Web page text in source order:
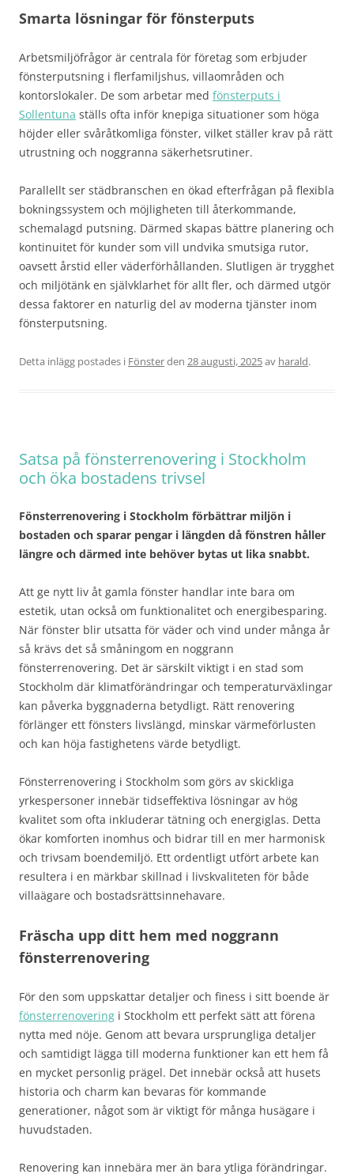
Smarta lösningar för fönsterputs
Arbetsmiljöfrågor är centrala för företag som erbjuder
fönsterputsning i flerfamiljshus, villaområden och
kontorslokaler. De som arbetar med fönsterputs i
Sollentuna ställs ofta inför knepiga situationer som höga
höjder eller svåråtkomliga fönster, vilket ställer krav på rätt
utrustning och noggranna säkerhetsrutiner.
Parallellt ser städbranschen en ökad efterfrågan på flexibla
bokningssystem och möjligheten till återkommande,
schemalagd putsning. Därmed skapas bättre planering och
kontinuitet för kunder som vill undvika smutsiga rutor,
oavsett årstid eller väderförhållanden. Slutligen är trygghet
och miljötänk en självklarhet för allt fler, och därmed utgör
dessa faktorer en naturlig del av moderna tjänster inom
fönsterputsning.
Detta inlägg postades i Fönsterden 28 augusti, 2025av harald.
Satsa på fönsterrenovering i Stockholm
och öka bostadens trivsel
Fönsterrenovering i Stockholm förbättrar miljön i
bostaden och sparar pengar i längden då fönstren håller
längre och därmed inte behöver bytas ut lika snabbt.
Att ge nytt liv åt gamla fönster handlar inte bara om
estetik, utan också om funktionalitet och energibesparing.
När fönster blir utsatta för väder och vind under många år
så krävs det så småningom en noggrann
fönsterrenovering. Det är särskilt viktigt i en stad som
Stockholm där klimatförändringar och temperaturväxlingar
kan påverka byggnaderna betydligt. Rätt renovering
förlänger ett fönsters livslängd, minskar värmeförlusten
och kan höja fastighetens värde betydligt.
Fönsterrenovering i Stockholm som görs av skickliga
yrkespersoner innebär tidseffektiva lösningar av hög
kvalitet som ofta inkluderar tätning och energiglas. Detta
ökar komforten inomhus och bidrar till en mer harmonisk
och trivsam boendemiljö. Ett ordentligt utfört arbete kan
resultera i en märkbar skillnad i livskvaliteten för både
villaägare och bostadsrättsinnehavare.
Fräscha upp ditt hem med noggrann
fönsterrenovering
För den som uppskattar detaljer och finess i sitt boende är
fönsterrenovering i Stockholm ett perfekt sätt att förena
nytta med nöje. Genom att bevara ursprungliga detaljer
och samtidigt lägga till moderna funktioner kan ett hem få
en mycket personlig prägel. Det innebär också att husets
historia och charm kan bevaras för kommande
generationer, något som är viktigt för många husägare i
huvudstaden.
Renovering kan innebära mer än bara ytliga förändringar.